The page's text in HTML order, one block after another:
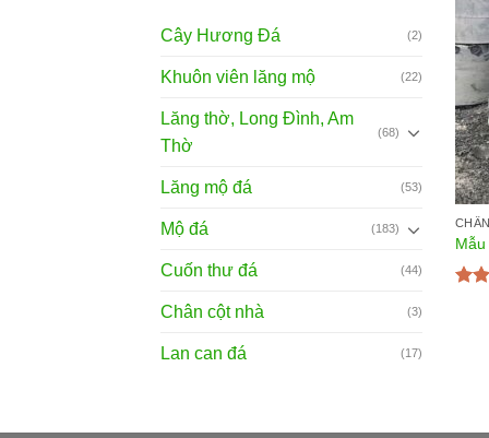
Cây Hương Đá (2)
Khuôn viên lăng mộ (22)
Lăng thờ, Long Đình, Am
Thờ
(68)
Lăng mộ đá (53)
Mộ đá (183)
Cuốn thư đá (44)
Chân cột nhà (3)
Lan can đá (17)